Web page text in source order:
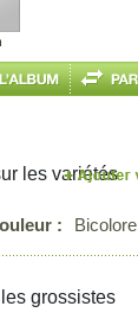
les variétés
: Bicolore
grossistes